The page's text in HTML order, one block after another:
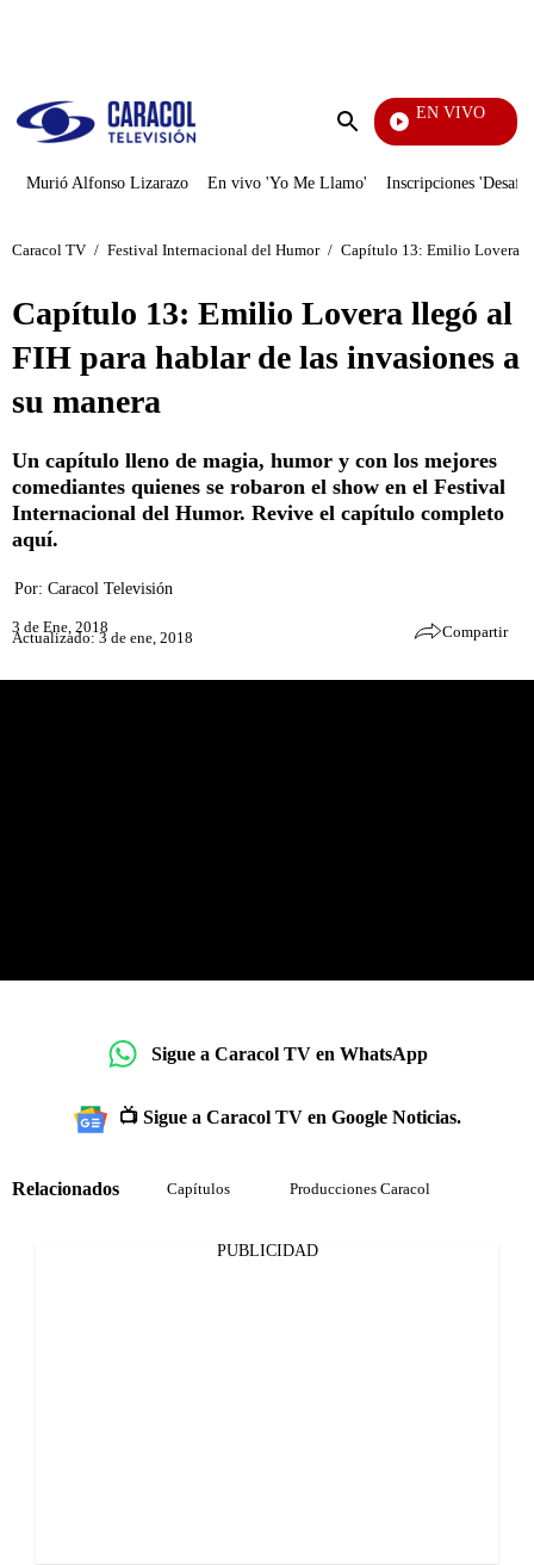
Enviar
EN VIVO
Televentas
Murió Alfonso Lizarazo En vivo 'Yo Me Llamo' Inscripciones
Caracol TV / Festival Internacional del Humor / Capítulo 13: Emilio Lovera
Capítulo 13: Emilio Lovera llegó al
FIH para hablar de las invasiones a
su manera
Un capítulo lleno de magia, humor y con los mejores
comediantes quienes se robaron el show en el Festival
Internacional del Humor. Revive el capítulo completo
aquí.
Por: Caracol Televisión
3 de Ene, 2018
Actualizado: 3 de ene, 2018 Compartir
Sigue a Caracol TV en WhatsApp
📺 Sigue a Caracol TV en Google Noticias.
Relacionados Capítulos Producciones Caracol
PUBLICIDAD